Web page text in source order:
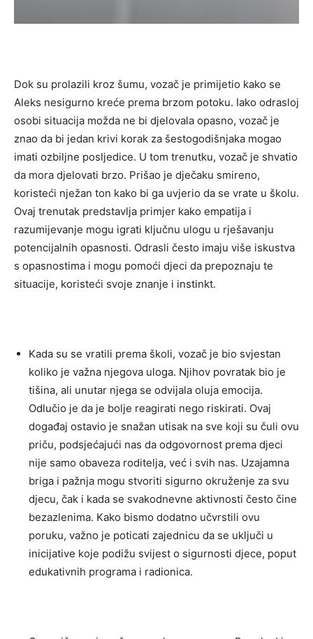
Dok su prolazili kroz šumu, vozač je primijetio kako se
Aleks nesigurno kreće prema brzom potoku. Iako odrasloj
osobi situacija možda ne bi djelovala opasno, vozač je
znao da bi jedan krivi korak za šestogodišnjaka mogao
imati ozbiljne posljedice. U tom trenutku, vozač je shvatio
da mora djelovati brzo. Prišao je dječaku smireno,
koristeći nježan ton kako bi ga uvjerio da se vrate u školu.
Ovaj trenutak predstavlja primjer kako empatija i
razumijevanje mogu igrati ključnu ulogu u rješavanju
potencijalnih opasnosti. Odrasli često imaju više iskustva
s opasnostima i mogu pomoći djeci da prepoznaju te
situacije, koristeći svoje znanje i instinkt.
Kada su se vratili prema školi, vozač je bio svjestan
koliko je važna njegova uloga. Njihov povratak bio je
tišina, ali unutar njega se odvijala oluja emocija.
Odlučio je da je bolje reagirati nego riskirati. Ovaj
događaj ostavio je snažan utisak na sve koji su čuli ovu
priču, podsjećajući nas da odgovornost prema djeci
nije samo obaveza roditelja, već i svih nas. Uzajamna
briga i pažnja mogu stvoriti sigurno okruženje za svu
djecu, čak i kada se svakodnevne aktivnosti često čine
bezazlenima. Kako bismo dodatno učvrstili ovu
poruku, važno je poticati zajednicu da se uključi u
inicijative koje podižu svijest o sigurnosti djece, poput
edukativnih programa i radionica.